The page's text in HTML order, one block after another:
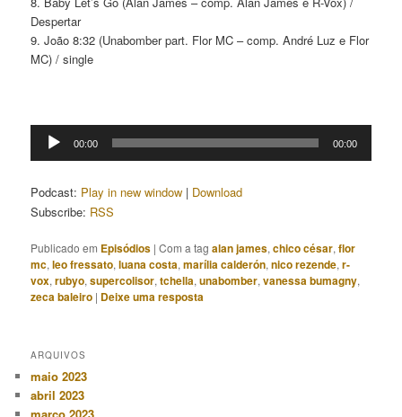
Despertar
9. João 8:32 (Unabomber part. Flor MC – comp. André Luz e Flor
MC) / single
Tocador
00:00 00:00
Podcast: Play in new window | Download
Subscribe: RSS
Publicado em Episódios |Com a tagalan james,chico césar,flor
mc,leo fressato,luana costa,marília calderón,nico rezende,r-
vox,rubyo,supercolisor,tchella,unabomber,vanessa bumagny,
zeca baleiro | Deixe uma resposta
ARQUIVOS
maio 2023
abril 2023
março 2023